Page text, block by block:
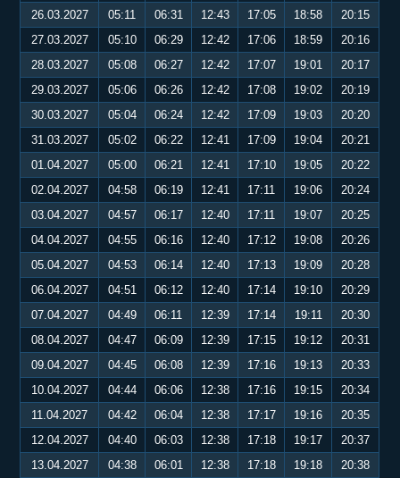
26.03.2027
05:11 06:31 12:43 17:05 18:58
20:15
27.03.2027
05:10 06:29 12:42 17:06 18:59
20:16
28.03.2027
05:08 06:27 12:42 17:07 19:01
20:17
29.03.2027
05:06 06:26 12:42 17:08 19:02
20:19
30.03.2027
05:04 06:24 12:42 17:09 19:03
20:20
31.03.2027
05:02 06:22 12:41 17:09 19:04
20:21
01.04.2027
05:00 06:21 12:41 17:10 19:05
20:22
02.04.2027
04:58 06:19 12:41 17:11 19:06
20:24
03.04.2027
04:57 06:17 12:40 17:11 19:07
20:25
04.04.2027
04:55 06:16 12:40 17:12 19:08
20:26
05.04.2027
04:53 06:14 12:40 17:13 19:09
20:28
06.04.2027
04:51 06:12 12:40 17:14 19:10
20:29
07.04.2027
04:49 06:11 12:39 17:14 19:11
20:30
08.04.2027
04:47 06:09 12:39 17:15 19:12
20:31
09.04.2027
04:45 06:08 12:39 17:16 19:13
20:33
10.04.2027
04:44 06:06 12:38 17:16 19:15
20:34
11.04.2027
04:42 06:04 12:38 17:17 19:16
20:35
12.04.2027
04:40 06:03 12:38 17:18 19:17
20:37
13.04.2027
04:38 06:01 12:38 17:18 19:18 20:38